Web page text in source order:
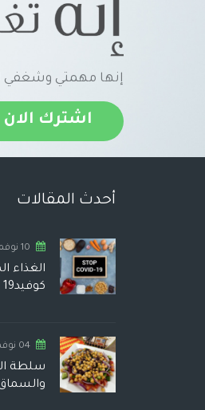
إنها مهمتي وشغفي
اشترك الان
أحدث المقالات
10 نوفمبر,2020
الغذاء
كوفيد19
04 نوفمبر,2023
سلطة